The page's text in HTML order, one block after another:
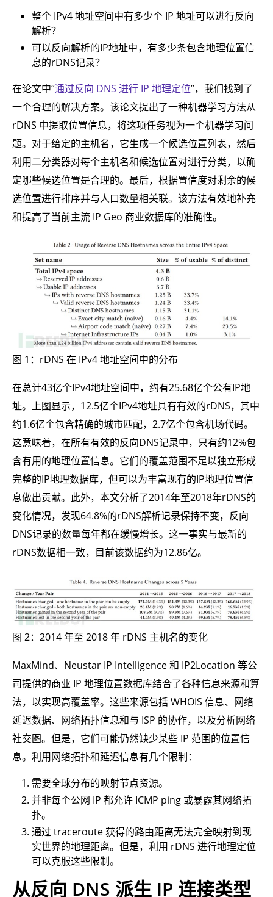
整个 IPv4 地址空间中有多少个 IP 地址可以进行反向
解析？
可以反向解析的IP地址中，有多少条包含地理位置信
息的rDNS记录？
在论文中“通过反向 DNS 进行 IP 地理定位”，我们找到了
一个合理的解决方案。该论文提出了一种机器学习方法从
rDNS 中提取位置信息，将这项任务视为一个机器学习问
题。对于给定的主机名，它生成一个候选位置列表，然后
利用二分类器对每个主机名和候选位置对进行分类，以确
定哪些候选位置是合理的。最后，根据置信度对剩余的候
选位置进行排序并与人口数量相关联。该方法有效地补充
和提高了当前主流 IP Geo 商业数据库的准确性。
图 1：rDNS 在 IPv4 地址空间中的分布
在总计43亿个IPv4地址空间中，约有25.68亿个公有IP地
址。上图显示，12.5亿个IPv4地址具有有效的rDNS，其中
约1.6亿个包含精确的城市匹配，2.7亿个包含机场代码。
这意味着，在所有有效的反向DNS记录中，只有约12%包
含有用的地理位置信息。它们的覆盖范围不足以独立形成
完整的IP地理数据库，但可以为丰富现有的IP地理位置信
息做出贡献。此外，本文分析了2014年至2018年rDNS的
变化情况，发现64.8%的rDNS解析记录保持不变，反向
DNS记录的数量每年都在缓慢增长。这一事实与最新的
rDNS数据相一致，目前该数据约为12.86亿。
图 2：2014 年至 2018 年 rDNS 主机名的变化
MaxMind、Neustar IP Intelligence 和 IP2Location 等公
司提供的商业 IP 地理位置数据库结合了各种信息来源和算
法，以实现高覆盖率。这些来源包括 WHOIS 信息、网络
延迟数据、网络拓扑信息和与 ISP 的协作，以及分析网络
社交图。但是，它们可能仍然缺少某些 IP 范围的位置信
息。利用网络拓扑和延迟信息有几个限制：
需要全球分布的映射节点资源。
并非每个公网 IP 都允许 ICMP ping 或暴露其网络拓
扑。
通过 traceroute 获得的路由距离无法完全映射到现
实世界的地理距离。但是，利用 rDNS 进行地理定位
可以克服这些限制。
从反向 DNS 派生 IP 连接类型